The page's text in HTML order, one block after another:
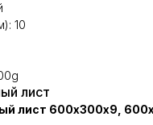
10
лист
лист 600х300х9,